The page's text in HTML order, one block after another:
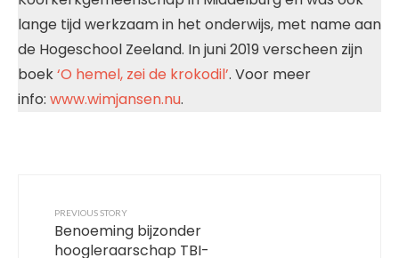
lange tijd werkzaam in het onderwijs, met name aan
de Hogeschool Zeeland. In juni 2019 verscheen zijn
boek‘O hemel, zei de krokodil’. Voor meer
info: www.wimjansen.nu.
PREVIOUS STORY
Benoeming bijzonder
hoogleraarschap TBI-